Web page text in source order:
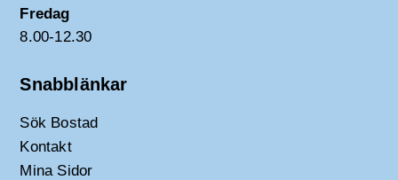
Fredag
8.00-12.30
Snabblänkar
Sök Bostad
Kontakt
Mina Sidor